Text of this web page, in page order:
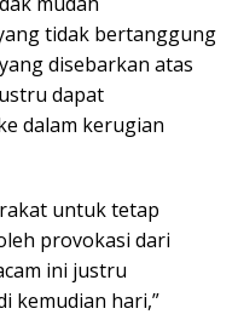
tidak bertanggung
disebarkan atas
dapat
dalam kerugian
untuk tetap
provokasi dari
ini justru
kemudian hari,”